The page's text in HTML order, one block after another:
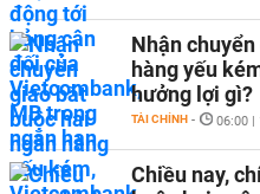
Nhận
hàng yếu
hưởng lợi gì?
TÀI CHÍNH - 06:00 |
Chiều nay,